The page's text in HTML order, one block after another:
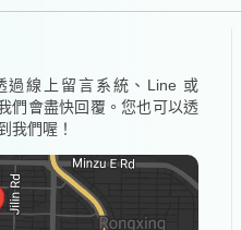
線上留言系統、Line 或
們會盡快回覆。您也可以透
我們喔！